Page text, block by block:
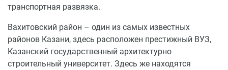
транспортная развязка.
Вахитовский район – один из самых известных
районов Казани, здесь расположен престижный ВУЗ,
Казанский государственный архитектурно
строительный университет. Здесь же находятся